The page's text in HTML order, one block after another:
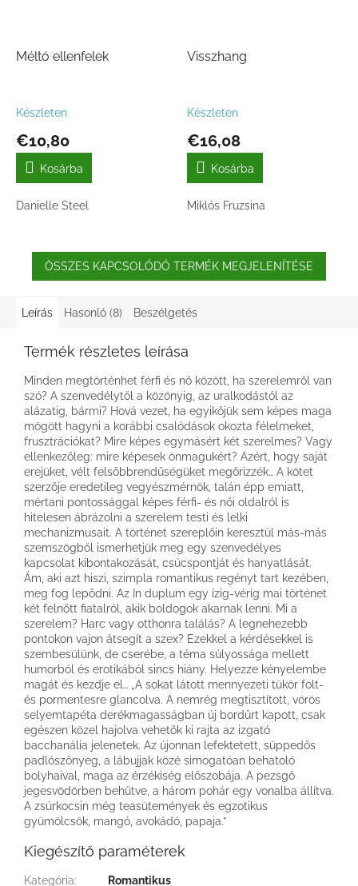
Méltó ellenfelek
Készleten
€10,80
Kosárba
Danielle Steel
Visszhang
Készleten
€16,08
Kosárba
Miklós Fruzsina
ÖSSZES KAPCSOLÓDÓ TERMÉK MEGJELENÍTÉSE
Leírás Hasonló (8) Beszélgetés
Termék részletes leírása
Minden megtörténhet férfi és nő között, ha szerelemről van
szó? A szenvedélytől a közönyig, az uralkodástól az
alázatig, bármi? Hová vezet, ha egyikőjük sem képes maga
mögött hagyni a korábbi csalódások okozta félelmeket,
frusztrációkat? Mire képes egymásért két szerelmes? Vagy
ellenkezőleg: mire képesek önmagukért? Azért, hogy saját
erejüket, vélt felsőbbrendűségüket megőrizzék… A kötet
szerzője eredetileg vegyészmérnök, talán épp emiatt,
mértani pontossággal képes férfi- és női oldalról is
hitelesen ábrázolni a szerelem testi és lelki
mechanizmusait. A történet szereplőin keresztül más-más
szemszögből ismerhetjük meg egy szenvedélyes
kapcsolat kibontakozását, csúcspontját és hanyatlását.
Ám, aki azt hiszi, szimpla romantikus regényt tart kezében,
meg fog lepődni. Az In duplum egy ízig-vérig mai történet
két felnőtt fiatalról, akik boldogok akarnak lenni. Mi a
szerelem? Harc vagy otthonra találás? A legnehezebb
pontokon vajon átsegít a szex? Ezekkel a kérdésekkel is
szembesülünk, de cserébe, a téma súlyossága mellett
humorból és erotikából sincs hiány. Helyezze kényelembe
magát és kezdje el… „A sokat látott mennyezeti tükör folt-
és pormentesre glancolva. A nemrég megtisztított, vörös
selyemtapéta derékmagasságban új bordűrt kapott, csak
egészen közel hajolva vehetők ki rajta az izgató
bacchanália jelenetek. Az újonnan lefektetett, süppedős
padlószőnyeg, a lábujjak közé simogatóan behatoló
bolyhaival, maga az érzékiség előszobája. A pezsgő
jegesvödörben behűtve, a három pohár egy vonalba állítva.
A zsúrkocsin még teasütemények és egzotikus
gyümölcsök, mangó, avokádó, papaja.”
Kiegészítő paraméterek
Kategória:
Romantikus